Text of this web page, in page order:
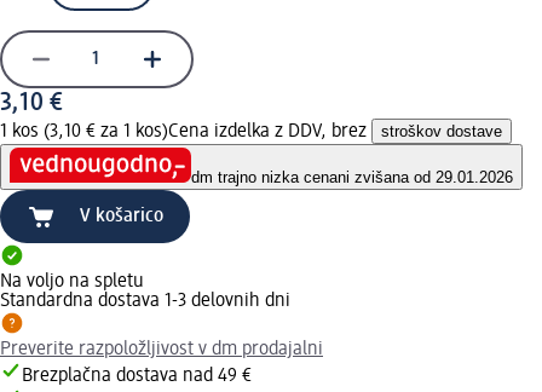
3,10 €
1 kos (3,10 € za 1 kos)Cena izdelka z DDV, brez stroškov dostave
dm trajno nizka cenani zvišana od 29.01.2026
V košarico
Na voljo na spletu
Standardna dostava 1-3 delovnih dni
Preverite razpoložljivost v dm prodajalni
Brezplačna dostava nad 49 €